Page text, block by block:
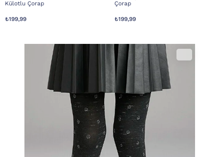
Külotlu Çorap
₺199,99
Çorap
₺199,99